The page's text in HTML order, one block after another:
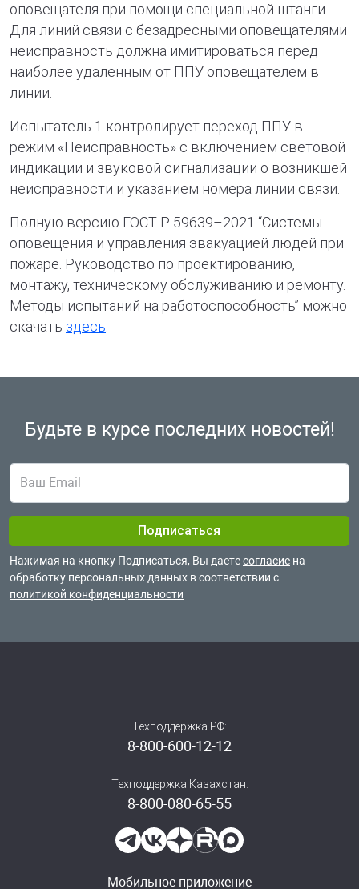
оповещателя при помощи специальной штанги.
Для линий связи с безадресными оповещателями
неисправность должна имитироваться перед
наиболее удаленным от ППУ оповещателем в
линии.
Испытатель 1 контролирует переход ППУ в
режим «Неисправность» с включением световой
индикации и звуковой сигнализации о возникшей
неисправности и указанием номера линии связи.
Полную версию ГОСТ Р 59639–2021 “Системы
оповещения и управления эвакуацией людей при
пожаре. Руководство по проектированию,
монтажу, техническому обслуживанию и ремонту.
Методы испытаний на работоспособность” можно
скачать здесь
Будьте в курсе последних новостей!
Нажимая на кнопку Подписаться, Вы даетесогласие на
обработку персональных данных в соответствии с
политикой конфиденциальности
Техподдержка РФ:
8-800-600-12-12
Техподдержка Казахстан:
8-800-080-65-55
Мобильное приложение